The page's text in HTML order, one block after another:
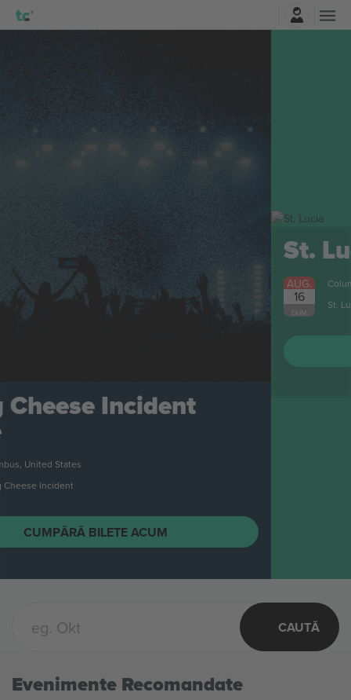
St. Lucia
AUG.
16
Columbus, United States
St. Lucia
CAUTĂ
Evenimente Recomandate